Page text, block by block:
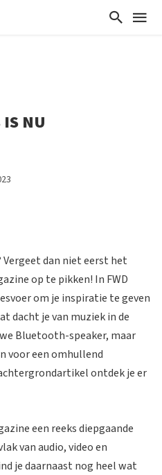
NU
dan niet eerst het
op te pikken! In FWD
om je inspiratie te geven
dacht je van muziek in de
Bluetooth-speaker, maar
voor een omhullend
ontdek je er
een reeks diepgaande
van audio, video en
je daarnaast nog heel wat